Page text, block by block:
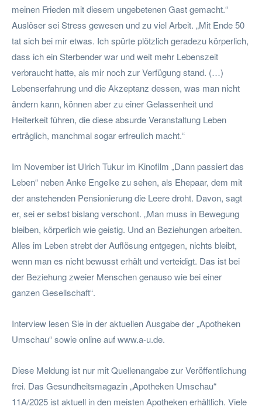
meinen Frieden mit diesem ungebetenen Gast gemacht.“
Auslöser sei Stress gewesen und zu viel Arbeit. „Mit Ende 50
tat sich bei mir etwas. Ich spürte plötzlich geradezu körperlich,
dass ich ein Sterbender war und weit mehr Lebenszeit
verbraucht hatte, als mir noch zur Verfügung stand. (…)
Lebenserfahrung und die Akzeptanz dessen, was man nicht
ändern kann, können aber zu einer Gelassenheit und
Heiterkeit führen, die diese absurde Veranstaltung Leben
erträglich, manchmal sogar erfreulich macht.“
Im November ist Ulrich Tukur im Kinofilm „Dann passiert das
Leben“ neben Anke Engelke zu sehen, als Ehepaar, dem mit
der anstehenden Pensionierung die Leere droht. Davon, sagt
er, sei er selbst bislang verschont. „Man muss in Bewegung
bleiben, körperlich wie geistig. Und an Beziehungen arbeiten.
Alles im Leben strebt der Auflösung entgegen, nichts bleibt,
wenn man es nicht bewusst erhält und verteidigt. Das ist bei
der Beziehung zweier Menschen genauso wie bei einer
ganzen Gesellschaft“.
Interview lesen Sie in der aktuellen Ausgabe der „Apotheken
Umschau“ sowie online auf www.a-u.de.
Diese Meldung ist nur mit Quellenangabe zur Veröffentlichung
frei. Das Gesundheitsmagazin „Apotheken Umschau“
11A/2025 ist aktuell in den meisten Apotheken erhältlich. Viele